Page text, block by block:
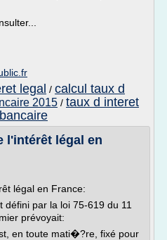
legal / calcul taux d
2015 / taux d interet
l'intérêt légal en
légal en France:
défini par la loi 75-619 du 11
prévoyait:
en toute mati�?re, fixé pour